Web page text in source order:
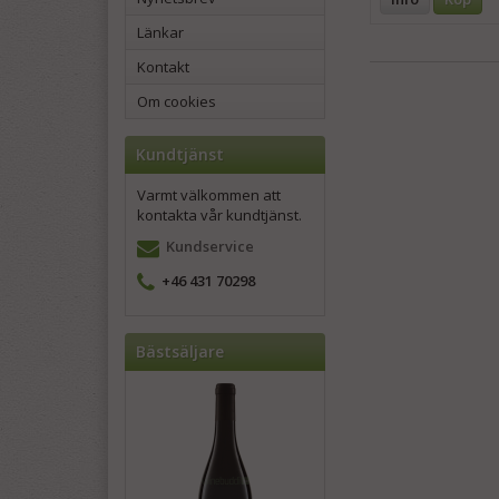
Länkar
Kontakt
Om cookies
Kundtjänst
Varmt välkommen att
kontakta vår kundtjänst.
Kundservice
+46 431 70298
Bästsäljare